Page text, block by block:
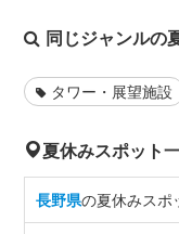
同じジャンルの
タワー・展望施設
夏休みスポット
長野県の夏休みスポ